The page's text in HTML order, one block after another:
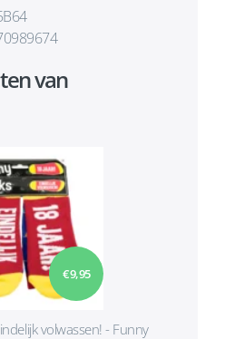
van
€ 9,95
volwassen! - Funny